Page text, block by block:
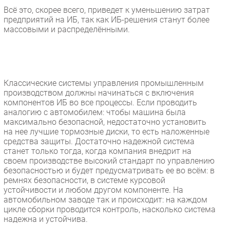
Всё это, скорее всего, приведет к уменьшению затрат
предприятий на ИБ, так как ИБ-решения станут более
массовыми и распределёнными.
Классические системы управления промышленным
производством должны начинаться с включения
компонентов ИБ во все процессы. Если проводить
аналогию с автомобилем: чтобы машина была
максимально безопасной, недостаточно установить
на нее лучшие тормозные диски, то есть наложенные
средства защиты. Достаточно надежной система
станет только тогда, когда компания внедрит на
своем производстве высокий стандарт по управлению
безопасностью и будет предусматривать ее во всём: в
ремнях безопасности, в системе курсовой
устойчивости и любом другом компоненте. На
автомобильном заводе так и происходит: на каждом
цикле сборки проводится контроль, насколько система
надежна и устойчива.